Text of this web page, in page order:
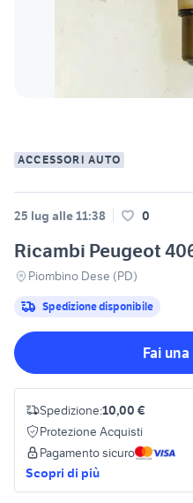
ACCESSORI AUTO
25 lug alle 11:38 0
Ricambi Peugeot
Piombino Dese (PD)
Spedizione disponibile
Fai
Spedizione:10,00 €
Protezione Acquisti
Pagamento sicuro
Scopri di più